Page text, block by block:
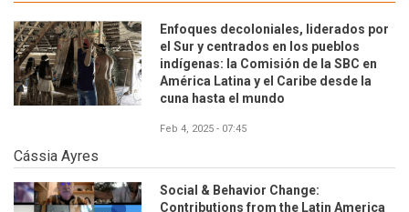
Enfoques decoloniales, liderados por
el Sur y centrados en los pueblos
indígenas: la Comisión de la SBC en
América Latina y el Caribe desde la
cuna hasta el mundo
Feb 4, 2025 - 07:45
Cássia Ayres
Social & Behavior Change:
Contributions from the Latin America